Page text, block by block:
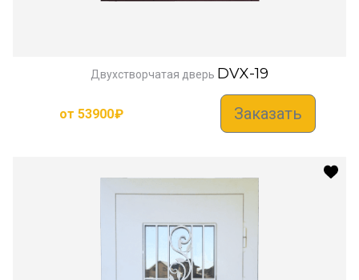
Двухстворчатая дверь DVX-19
от 53900₽ Заказать